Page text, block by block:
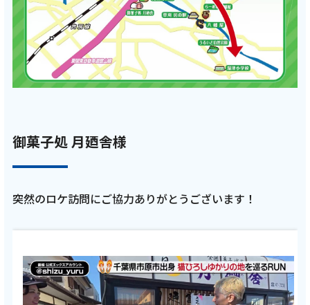
御菓子処 月廼舎様
突然のロケ訪問にご協力ありがとうございます！